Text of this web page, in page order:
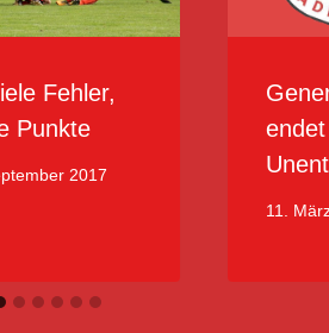
Fehler,
Punkte
2017
11.